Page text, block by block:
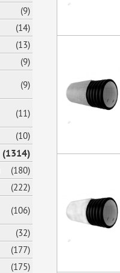
(9)
(14)
(13)
(9)
(9)
(11)
(10)
(1314)
(180)
(222)
(106)
(32)
(177)
(175)